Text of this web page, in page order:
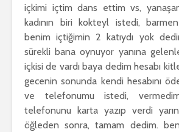
içkimi içtim dans ettim vs,
kadının biri kokteyl istedi,
benim içtiğimin 2 katıydı yok
sürekli bana oynuyor yanına
içkisi de vardı baya dedim hesabı
gecenin sonunda kendi hesabını
ve telefonumu istedi,
telefonunu karta yazıp verdi
öğleden sonra, tamam dedim. ben